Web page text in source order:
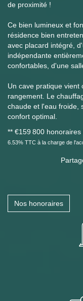
de proximité !
Ce bien lumineux et
résidence bien
avec placard intégré,
indépendante
confortables, d'une
Un cave pratique vient
rangement. Le
chaude et l'eau froide,
confort optimal.
** €159 800 honoraires
6.53% TTC à la charge de
Nos honoraires